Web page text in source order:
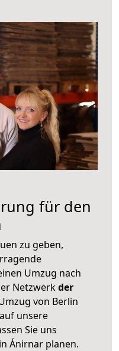
für den
zu geben,
Umzug nach
Netzwerkder
von Berlin
unsere
Sie uns
Ánirnar planen.